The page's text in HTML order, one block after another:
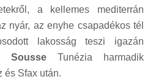
a kellemes mediterrán
nyár, az enyhe csapadékos tél
lakosság teszi igazán
SousseTunézia harmadik
és Sfax után.